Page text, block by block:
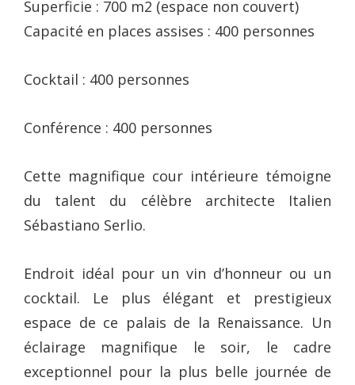
Superficie : 700 m2 (espace non couvert)
Capacité en places assises : 400 personnes
Cocktail : 400 personnes
Conférence : 400 personnes
Cette magnifique cour intérieure témoigne
du talent du célèbre architecte Italien
Sébastiano Serlio.
Endroit idéal pour un vin d’honneur ou un
cocktail. Le plus élégant et prestigieux
espace de ce palais de la Renaissance. Un
éclairage magnifique le soir, le cadre
exceptionnel pour la plus belle journée de